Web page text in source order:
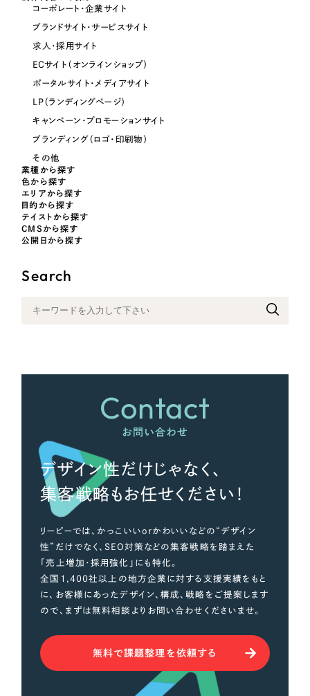
イエロー・黄色
グリーン・緑色
ブルー・青色
パープル・紫色
ピンク・桃色
コーポレート・企業サイト
ブランドサイト・サービスサイト
求人・採用サイト
ECサイト（オンラインショップ）
ポータルサイト・メディアサイト
LP（ランディングページ）
キャンペーン・プロモーションサイト
ブランディング（ロゴ・印刷物）
その他
業種から探す
色から探す
エリアから探す
目的から探す
テイストから探す
CMSから探す
公開日から探す
Search
Contact
お問い合わせ
デザイン性だけじゃなく、
集客戦略もお任せください！
リーピーでは、かっこいいorかわいいなどの“デザイン
性”だけでなく、SEO対策などの集客戦略を踏まえた
「売上増加・採用強化」にも特化。
全国1,400社以上の地方企業に対する支援実績をもと
に、お客様にあったデザイン、構成、戦略をご提案します
ので、まずは無料相談よりお問い合わせくださいませ。
無料で課題整理を依頼する